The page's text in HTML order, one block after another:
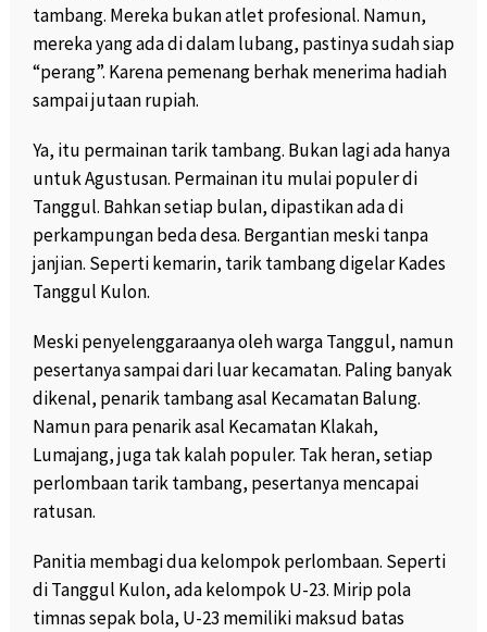
tambang. Mereka bukan atlet profesional. Namun,
mereka yang ada di dalam lubang, pastinya sudah siap
“perang”. Karena pemenang berhak menerima hadiah
sampai jutaan rupiah.
Ya, itu permainan tarik tambang. Bukan lagi ada hanya
untuk Agustusan. Permainan itu mulai populer di
Tanggul. Bahkan setiap bulan, dipastikan ada di
perkampungan beda desa. Bergantian meski tanpa
janjian. Seperti kemarin, tarik tambang digelar Kades
Tanggul Kulon.
Meski penyelenggaraanya oleh warga Tanggul, namun
pesertanya sampai dari luar kecamatan. Paling banyak
dikenal, penarik tambang asal Kecamatan Balung.
Namun para penarik asal Kecamatan Klakah,
Lumajang, juga tak kalah populer. Tak heran, setiap
perlombaan tarik tambang, pesertanya mencapai
ratusan.
Panitia membagi dua kelompok perlombaan. Seperti
di Tanggul Kulon, ada kelompok U-23. Mirip pola
timnas sepak bola, U-23 memiliki maksud batas